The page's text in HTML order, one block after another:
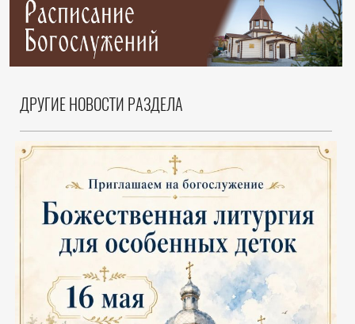
ДРУГИЕ НОВОСТИ РАЗДЕЛА